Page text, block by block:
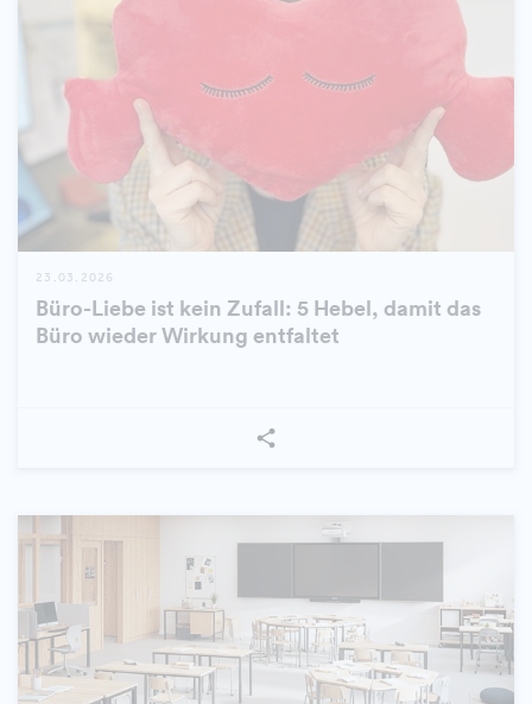
23.03.2026
Büro-Liebe ist kein Zufall: 5 Hebel, damit das
Büro wieder Wirkung entfaltet